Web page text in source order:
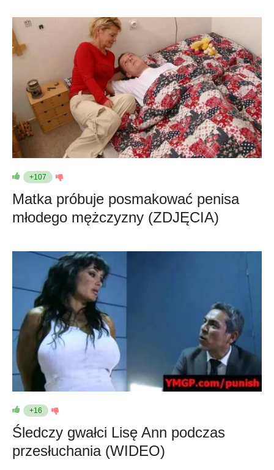
+107
Matka próbuje posmakować penisa
młodego mężczyzny (ZDJĘCIA)
+16
Śledczy gwałci Lisę Ann podczas
przesłuchania (WIDEO)